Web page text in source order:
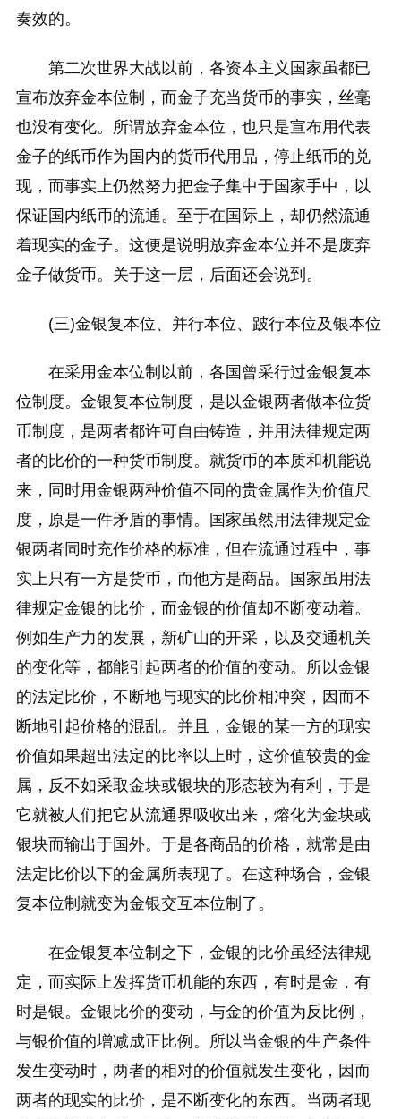
奏效的。
第二次世界大战以前，各资本主义国家虽都已
宣布放弃金本位制，而金子充当货币的事实，丝毫
也没有变化。所谓放弃金本位，也只是宣布用代表
金子的纸币作为国内的货币代用品，停止纸币的兑
现，而事实上仍然努力把金子集中于国家手中，以
保证国内纸币的流通。至于在国际上，却仍然流通
着现实的金子。这便是说明放弃金本位并不是废弃
金子做货币。关于这一层，后面还会说到。
(三)金银复本位、并行本位、跛行本位及银本位
在采用金本位制以前，各国曾采行过金银复本
位制度。金银复本位制度，是以金银两者做本位货
币制度，是两者都许可自由铸造，并用法律规定两
者的比价的一种货币制度。就货币的本质和机能说
来，同时用金银两种价值不同的贵金属作为价值尺
度，原是一件矛盾的事情。国家虽然用法律规定金
银两者同时充作价格的标准，但在流通过程中，事
实上只有一方是货币，而他方是商品。国家虽用法
律规定金银的比价，而金银的价值却不断变动着。
例如生产力的发展，新矿山的开采，以及交通机关
的变化等，都能引起两者的价值的变动。所以金银
的法定比价，不断地与现实的比价相冲突，因而不
断地引起价格的混乱。并且，金银的某一方的现实
价值如果超出法定的比率以上时，这价值较贵的金
属，反不如采取金块或银块的形态较为有利，于是
它就被人们把它从流通界吸收出来，熔化为金块或
银块而输出于国外。于是各商品的价格，就常是由
法定比价以下的金属所表现了。在这种场合，金银
复本位制就变为金银交互本位制了。
在金银复本位制之下，金银的比价虽经法律规
定，而实际上发挥货币机能的东西，有时是金，有
时是银。金银比价的变动，与金的价值为反比例，
与银价值的增减成正比例。所以当金银的生产条件
发生变动时，两者的相对的价值就发生变化，因而
两者的现实的比价，是不断变化的东西。当两者现